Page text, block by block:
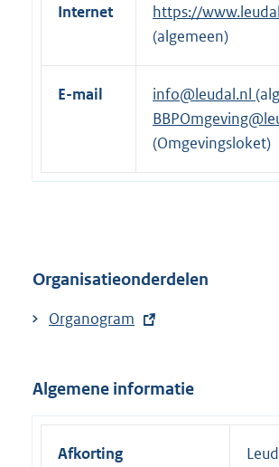
:
Internet
E
x
t
e
r
n
e
l
:
https://
(algemeen)
E-mail info@leudal.nl
(Omgevingsloket)
Organisatieonderdelen
E
e
r
Organogram
Algemene informatie
Afkorting